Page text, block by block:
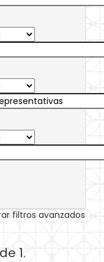
filtros avanzados
1.